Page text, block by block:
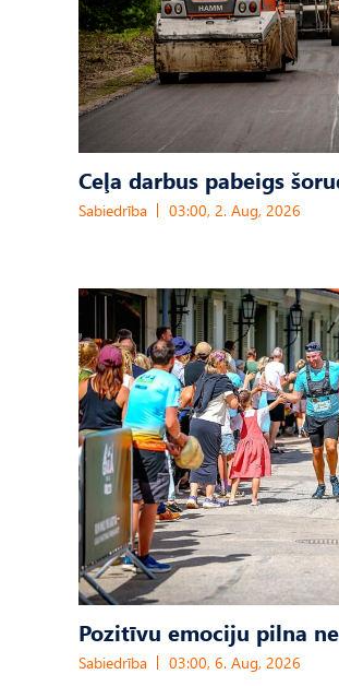
Ceļa darbus pabeigs
Sabiedrība 03:00, 2. Aug, 2026
Pozitīvu emociju pilna
Sabiedrība 03:00, 6. Aug, 2026